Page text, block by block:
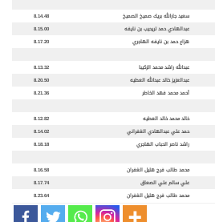
سعيد جارالله بريك صميخ الصميخ
8.14.48
عبدالهادي حمد تريحيب بن نايفه
8.15.00
هزاع حمد بن نايفه الهاجري 8.17.20
عبدالله راشد محمد الزكيبا
8.13.32
عبدالعزيز خالد عبدالله العطيه
8.20.50
أحمد محمد فهد الخاطر 8.21.36
خالد محمد خالد العطيه
8.12.82
حمد علي عبدالهادي الغفراني
8.14.02
راشد ناصر الحباب الهاجري 8.18.18
محمد طالب فرج هليل الغفران
8.16.58
علي سالم علي الصعاق
8.17.74
محمد طالب فرج هليل الغفران 8.23.64